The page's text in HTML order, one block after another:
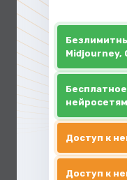
Midjourney,
нейросетям
Доступ к
Доступ к